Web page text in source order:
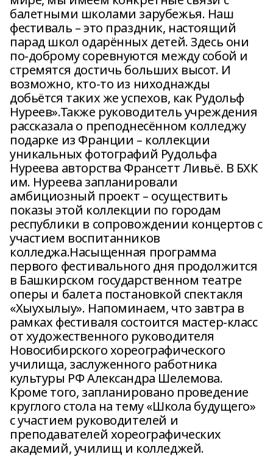
балетными школами зарубежья. Наш
фестиваль – это праздник, настоящий
парад школ одарённых детей. Здесь они
по-доброму соревнуются между собой и
стремятся достичь больших высот. И
возможно, кто-то из ниходнажды
добьётся таких же успехов, как Рудольф
Нуреев».Также руководитель учреждения
рассказала о преподнесённом колледжу
подарке из Франции – коллекции
уникальных фотографий Рудольфа
Нуреева авторства Франсетт Ливьё. В БХК
им. Нуреева запланировали
амбициозный проект – осуществить
показы этой коллекции по городам
республики в сопровождении концертов с
участием воспитанников
колледжа.Насыщенная программа
первого фестивального дня продолжится
в Башкирском государственном театре
оперы и балета постановкой спектакля
«Хыухылыу». Напоминаем, что завтра в
рамках фестиваля состоится мастер-класс
от художественного руководителя
Новосибирского хореографического
училища, заслуженного работника
культуры РФ Александра Шелемова.
Кроме того, запланировано проведение
круглого стола на тему «Школа будущего»
с участием руководителей и
преподавателей хореографических
академий, училищ и колледжей.